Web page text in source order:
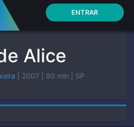
ENTRAR
Alice
| 2007 | 90 min | SP